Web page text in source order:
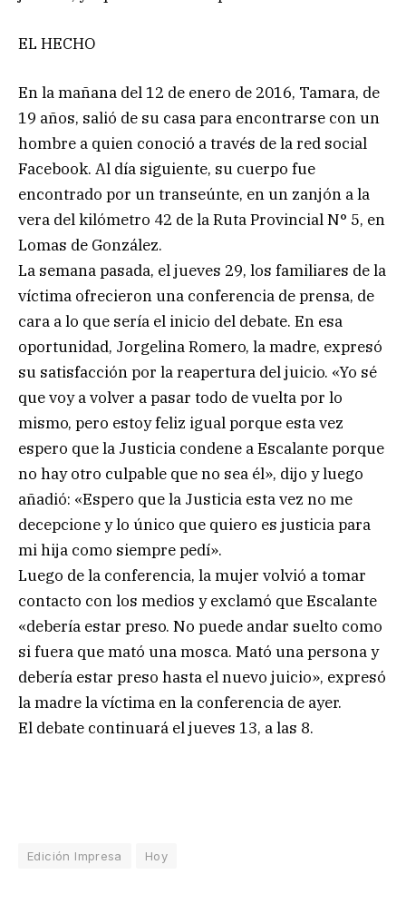
EL HECHO
En la mañana del 12 de enero de 2016, Tamara, de
19 años, salió de su casa para encontrarse con un
hombre a quien conoció a través de la red social
Facebook. Al día siguiente, su cuerpo fue
encontrado por un transeúnte, en un zanjón a la
vera del kilómetro 42 de la Ruta Provincial N° 5, en
Lomas de González.
La semana pasada, el jueves 29, los familiares de la
víctima ofrecieron una conferencia de prensa, de
cara a lo que sería el inicio del debate. En esa
oportunidad, Jorgelina Romero, la madre, expresó
su satisfacción por la reapertura del juicio. «Yo sé
que voy a volver a pasar todo de vuelta por lo
mismo, pero estoy feliz igual porque esta vez
espero que la Justicia condene a Escalante porque
no hay otro culpable que no sea él», dijo y luego
añadió: «Espero que la Justicia esta vez no me
decepcione y lo único que quiero es justicia para
mi hija como siempre pedí».
Luego de la conferencia, la mujer volvió a tomar
contacto con los medios y exclamó que Escalante
«debería estar preso. No puede andar suelto como
si fuera que mató una mosca. Mató una persona y
debería estar preso hasta el nuevo juicio», expresó
la madre la víctima en la conferencia de ayer.
El debate continuará el jueves 13, a las 8.
Edición Impresa Hoy